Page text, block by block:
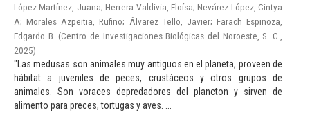
López Martínez, Juana;Herrera Valdivia, Eloísa;Nevárez López, Cintya
A;Morales Azpeitia, Rufino; Álvarez Tello, Javier; Farach Espinoza,
Edgardo B. (Centro de Investigaciones Biológicas del Noroeste, S. C.
2025)
"Las medusas son animales muy antiguos en el planeta, proveen de
hábitat a juveniles de peces, crustáceos y otros grupos de
animales. Son voraces depredadores del plancton y sirven de
alimento para preces, tortugas y aves. ...